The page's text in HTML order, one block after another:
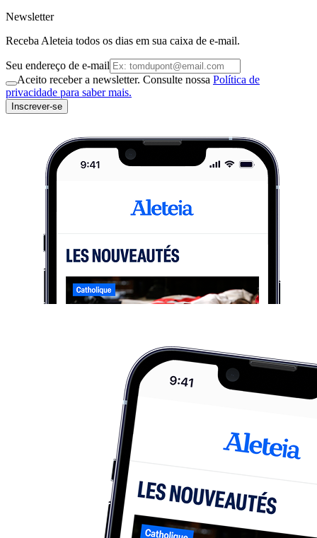
Newsletter
Receba Aleteia todos os dias em sua caixa de e-mail.
Seu endereço de e-mail
Aceito receber a newsletter. Consulte nossa Política de
privacidade para saber mais.
Inscrever-se